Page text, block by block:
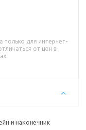
только для интернет-
от цен в
и наконечник